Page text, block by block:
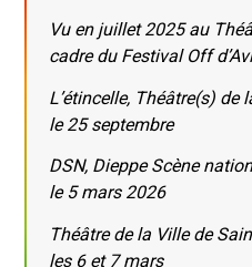
Vu en juillet 2025 au
cadre du Festival Off
L’étincelle, Théâtre(s) de
le 25 septembre
DSN, Dieppe Scène
le 5 mars 2026
Théâtre de la Ville de
les 6 et 7 mars